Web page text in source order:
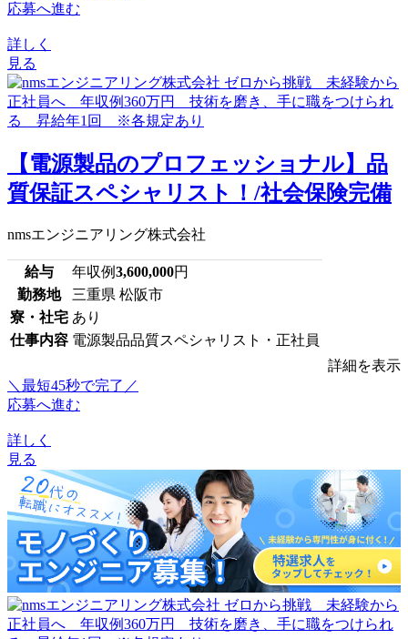
応募へ進む
詳しく
見る
【電源製品のプロフェッショナル】品
質保証スペシャリスト！/社会保険完備
nmsエンジニアリング株式会社
給与 年収例3,600,000円
勤務地
三重県 松阪市
寮・社宅 あり
仕事内容 電源製品品質スペシャリスト・正社員
詳細を表示
＼最短45秒で完了／
応募へ進む
詳しく
見る